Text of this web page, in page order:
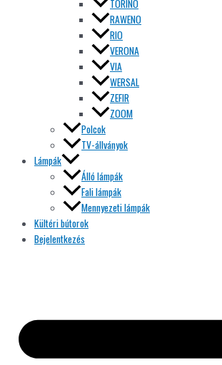
TORINO
RAWENO
RIO
VERONA
VIA
WERSAL
ZEFIR
ZOOM
Polcok
TV-állványok
Lámpák
Álló lámpák
Fali lámpák
Mennyezeti lámpák
Kültéri bútorok
Bejelentkezés